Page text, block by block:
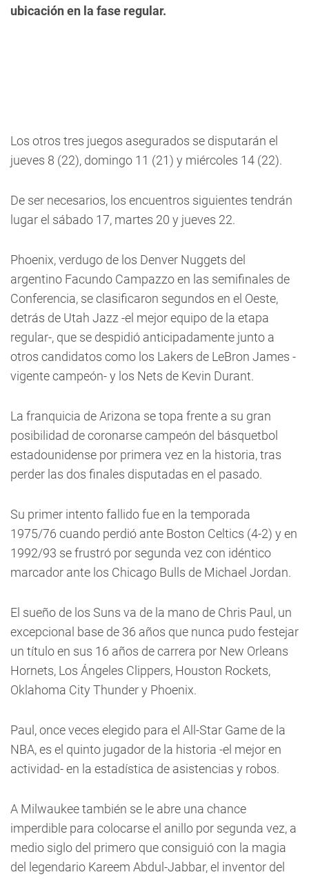
ubicación en la fase regular.
Los otros tres juegos asegurados se disputarán el
jueves 8 (22), domingo 11 (21) y miércoles 14 (22).
De ser necesarios, los encuentros siguientes tendrán
lugar el sábado 17, martes 20 y jueves 22.
Phoenix, verdugo de los Denver Nuggets del
argentino Facundo Campazzo en las semifinales de
Conferencia, se clasificaron segundos en el Oeste,
detrás de Utah Jazz -el mejor equipo de la etapa
regular-, que se despidió anticipadamente junto a
otros candidatos como los Lakers de LeBron James -
vigente campeón- y los Nets de Kevin Durant.
La franquicia de Arizona se topa frente a su gran
posibilidad de coronarse campeón del básquetbol
estadounidense por primera vez en la historia, tras
perder las dos finales disputadas en el pasado.
Su primer intento fallido fue en la temporada
1975/76 cuando perdió ante Boston Celtics (4-2) y en
1992/93 se frustró por segunda vez con idéntico
marcador ante los Chicago Bulls de Michael Jordan.
El sueño de los Suns va de la mano de Chris Paul, un
excepcional base de 36 años que nunca pudo festejar
un título en sus 16 años de carrera por New Orleans
Hornets, Los Ángeles Clippers, Houston Rockets,
Oklahoma City Thunder y Phoenix.
Paul, once veces elegido para el All-Star Game de la
NBA, es el quinto jugador de la historia -el mejor en
actividad- en la estadística de asistencias y robos.
A Milwaukee también se le abre una chance
imperdible para colocarse el anillo por segunda vez, a
medio siglo del primero que consiguió con la magia
del legendario Kareem Abdul-Jabbar, el inventor del